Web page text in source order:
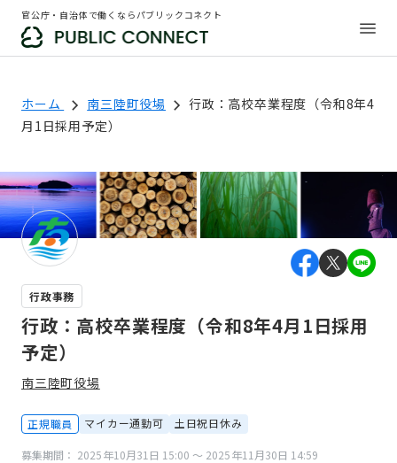
官公庁・自治体で働くならパブリックコネクト
ホーム 南三陸町役場
行政：高校卒業程度（令和8年4
月1日採用予定）
行政事務
行政：高校卒業程度（令和8年4月1日採用
予定）
南三陸町役場
正規職員 マイカー通勤可 土日祝日休み
募集期間： 2025年10月31日 15:00 〜 2025年11月30日 14:59